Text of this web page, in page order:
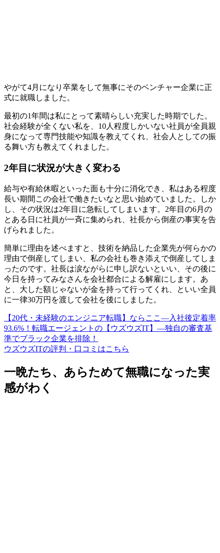
やがて4月になり卒業をして無事にそのベンチャー企業に正
式に就職しました。
最初の1年間は私にとって素晴らしい充実した時期でした。
社会経験が全くない私を、10人程度しかいない社員が全員親
身になって専門技能や知識を教えてくれ、社会人としての振
る舞い方も教えてくれました。
2年目に状況が大きく変わる
給与や有給休暇といった面も十分に消化でき、私はある程度
長い期間この会社で働きたいなと思い始めていました。しか
し、その状況は2年目に急転してしまいます。2年目の6月の
とある日に社員が一斉に集められ、 社長から倒産の事実を告
げられました 。
簡単に理由を述べますと、技術を納品した企業先が何らかの
理由で倒産してしまい、 私の会社も巻き添えで倒産してしま
ったのです。社長は涙ながらに申し訳ないといい、その後に
今日を持ってみなさんを会社都合による解雇にします。あ
と、大した額じゃないが金を持って行ってくれ、といい全員
に一律30万円を渡して会社を後にしました。
【20代・未経験のエンジニア転職】ならここ―入社後定着率
93.6%！転職エージェントの【ウズウズIT】―独自の審査基
準でブラック企業を排除！
ウズウズITの評判・口コミはこちら
一晩たち、あらためて無職になった実
感がわく